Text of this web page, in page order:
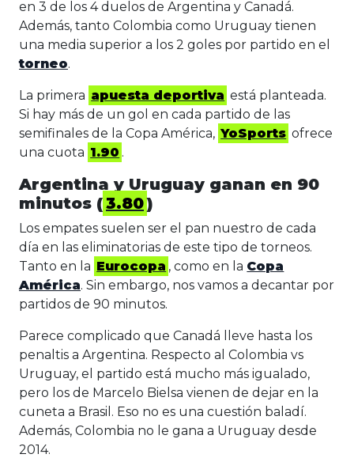
en 3 de los 4 duelos de Argentina y Canadá.
Además, tanto Colombia como Uruguay tienen
una media superior a los 2 goles por partido en el
torneo.
La primera apuesta deportiva está planteada.
Si hay más de un gol en cada partido de las
semifinales de la Copa América, YoSports ofrece
una cuota 1.90 .
Argentina y Uruguay ganan en 90
minutos (3.80)
Los empates suelen ser el pan nuestro de cada
día en las eliminatorias de este tipo de torneos.
Tanto en la Eurocopa , como en la Copa
América. Sin embargo, nos vamos a decantar por
partidos de 90 minutos.
Parece complicado que Canadá lleve hasta los
penaltis a Argentina. Respecto al Colombia vs
Uruguay, el partido está mucho más igualado,
pero los de Marcelo Bielsa vienen de dejar en la
cuneta a Brasil. Eso no es una cuestión baladí.
Además, Colombia no le gana a Uruguay desde
2014.